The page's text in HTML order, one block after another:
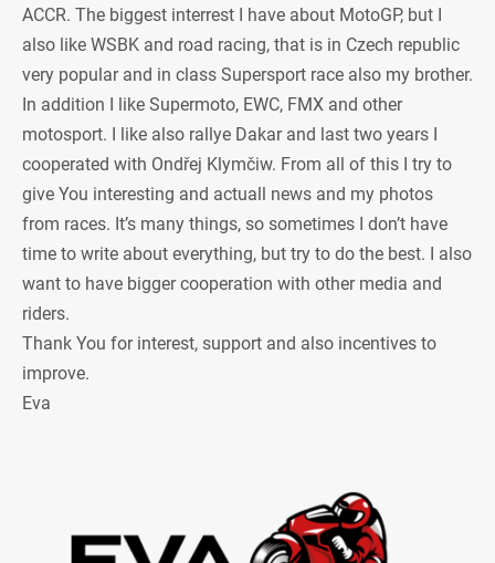
ACCR. The biggest interrest I have about MotoGP, but I
also like WSBK and road racing, that is in Czech republic
very popular and in class Supersport race also my brother.
In addition I like Supermoto, EWC, FMX and other
motosport. I like also rallye Dakar and last two years I
cooperated with Ondřej Klymčiw. From all of this I try to
give You interesting and actuall news and my photos
from races. It’s many things, so sometimes I don’t have
time to write about everything, but try to do the best. I also
want to have bigger cooperation with other media and
riders.
Thank You for interest, support and also incentives to
improve.
Eva